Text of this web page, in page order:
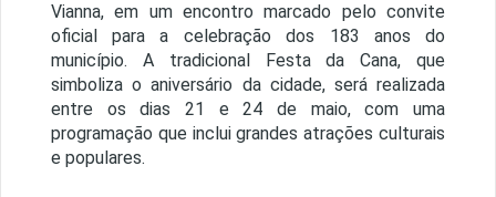
Vianna, em um encontro marcado pelo convite
oficial para a celebração dos 183 anos do
município. A tradicional Festa da Cana, que
simboliza o aniversário da cidade, será realizada
entre os dias 21 e 24 de maio, com uma
programação que inclui grandes atrações culturais
e populares.